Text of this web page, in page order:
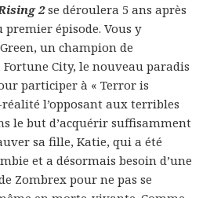
2se déroulera 5 ans après
premier épisode. Vous y
un champion de
City, le nouveau paradis
participer à « Terror is
l’opposant aux terribles
le but d’acquérir suffisamment
sa fille, Katie, qui a été
et a désormais besoin d’une
Zombrex pour ne pas se